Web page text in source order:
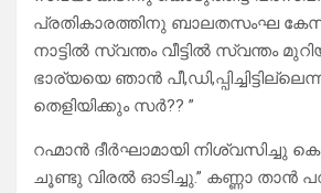
പ്രതികാരത്തിനു ബാലതസംഘ
നാട്ടിൽ സ്വന്തം വീട്ടിൽ സ്വന്തം
ഭാര്യയെ ഞാൻ
തെളിയിക്കും സർ?? ”
റഹ്മാൻ ദീർഘാമായി നിശ്വസിച്ചു
ചൂണ്ടു വിരൽ ഓടിച്ചു.” കണ്ണാ താൻ